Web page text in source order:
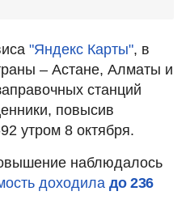
"Яндекс Карты", в
– Астане, Алматы и
станций
повысив
утром 8 октября.
наблюдалось
доходила до 236